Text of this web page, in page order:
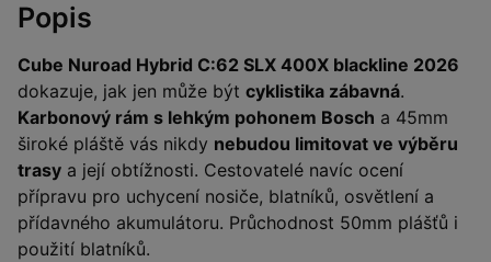
Popis
Cube Nuroad Hybrid C:62 SLX 400X blackline 2026
dokazuje, jak jen může být cyklistika zábavná.
Karbonový rám s lehkým pohonem Bosch a 45mm
široké pláště vás nikdy nebudou limitovat ve výběru
trasy a její obtížnosti. Cestovatelé navíc ocení
přípravu pro uchycení nosiče, blatníků, osvětlení a
přídavného akumulátoru. Průchodnost 50mm plášťů i
použití blatníků.